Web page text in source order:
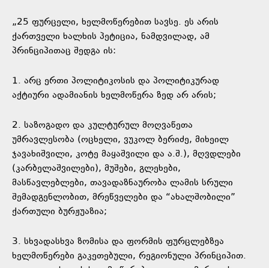
„25 ფურცელი, ხელმოწერებით სავსე. ეს არის
ქართველი ხალხის პეტიცია, ნამდვილად, ამ
პრინციპითაც შედგა ის:
1. არც ერთი პოლიტიკოსის და პოლიტიკურად
აქტიური ადამიანის ხელმოწერა ზედ არ არის;
2. საზოგადო და კულტურულ მოღვაწეთა
უმრავლესობა (ოცხელი, ვუკოლ ბერიძე, მიხეილ
ჯავახიშვილი, კოტე მაყაშვილი და ა.შ.), მღვდლები
(კარბელაშვილები), მუშები, გლეხები,
მასწავლებლები, თავადაზნაურობა ლამის სრული
შემადგენლობით, მრეწველები და “ახალშობილი”
ქართული ბურჟუაზია;
3. სხვადასხვა ზომისა და ფორმის ფურცლებზეა
ხელმოწერები გაკეთებული, რეგიონული პრინციპით.